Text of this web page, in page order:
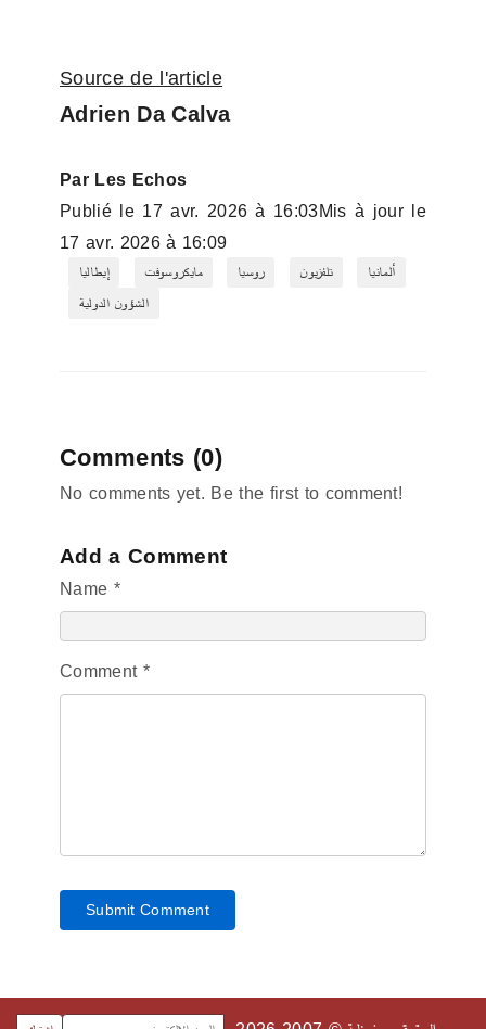
Source de l'article
Adrien Da Calva
Par Les Echos
Publié le 17 avr. 2026 à 16:03Mis à jour le
17 avr. 2026 à 16:09
إيطاليا مايكروسوفت روسيا تلفزيون
ألمانيا
الشؤون الدولية
Comments (0)
No comments yet. Be the first to comment!
Add a Comment
Name *
Comment *
Submit Comment